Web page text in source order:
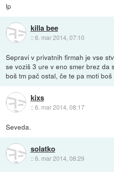
lp
killa bee
::6. mar 2014, 07:10
Sepravi v privatnih firmah je vse
se voziš 3 ure v eno smer brez da
boš tm pač ostal, če te pa moti
kixs
::6. mar 2014, 08:17
Seveda.
solatko
::6. mar 2014, 08:29